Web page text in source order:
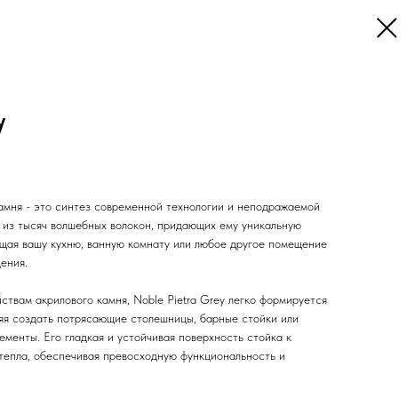
- это синтез современной технологии и неподражаемой
тысяч волшебных волокон, придающих ему уникальную
вашу кухню, ванную комнату или любое другое помещение
акрилового камня, Noble Pietra Grey легко формируется
создать потрясающие столешницы, барные стойки или
Его гладкая и устойчивая поверхность стойка к
обеспечивая превосходную функциональность и